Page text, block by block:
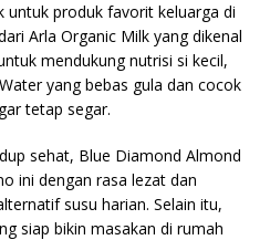
untuk produk favorit keluarga di
Arla Organic Milk yang dikenal
mendukung nutrisi si kecil,
yang bebas gula dan cocok
tetap segar.
sehat, Blue Diamond Almond
ini dengan rasa lezat dan
susu harian. Selain itu,
siap bikin masakan di rumah